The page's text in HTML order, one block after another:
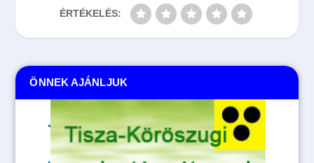
ÉRTÉKELÉS:
ÖNNEK AJÁNLJUK